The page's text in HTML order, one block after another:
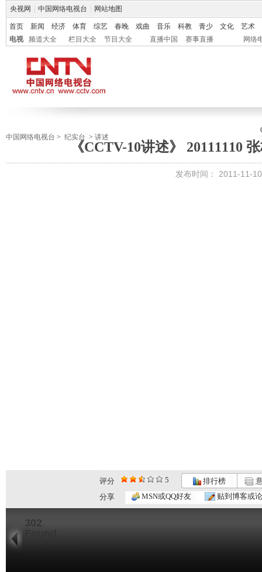
央视网 中国网络电视台 网站地图
首页 新闻 经济 体育 综艺 春晚 戏曲 音乐 科教 青少 文化
艺术
电视
频道大全 栏目大全 节目大全 直播中国 赛事直播 网络
中国网络电视台 > 纪实台 > 讲述
《CCTV-10讲述》 20111110
发布时间： 2011-11-
评分 5 排行榜
分享
MSN或QQ好友 贴到博客或
302